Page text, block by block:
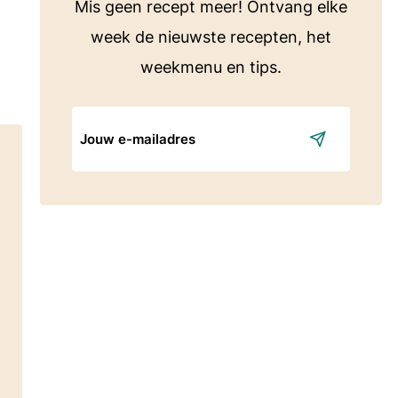
Mis geen recept meer! Ontvang elke
week de nieuwste recepten, het
weekmenu en tips.
mailadres